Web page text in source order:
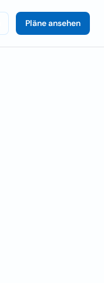
Pläne ansehen